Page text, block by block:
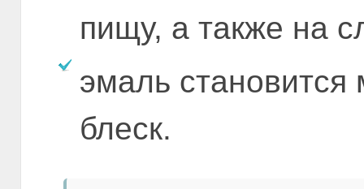
пищу, а также на
эмаль становится
блеск.